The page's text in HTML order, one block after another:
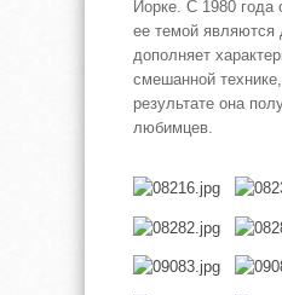
Йорке. С 1980 года
ее темой являются
дополняет
смешанной
результате она
любимцев.